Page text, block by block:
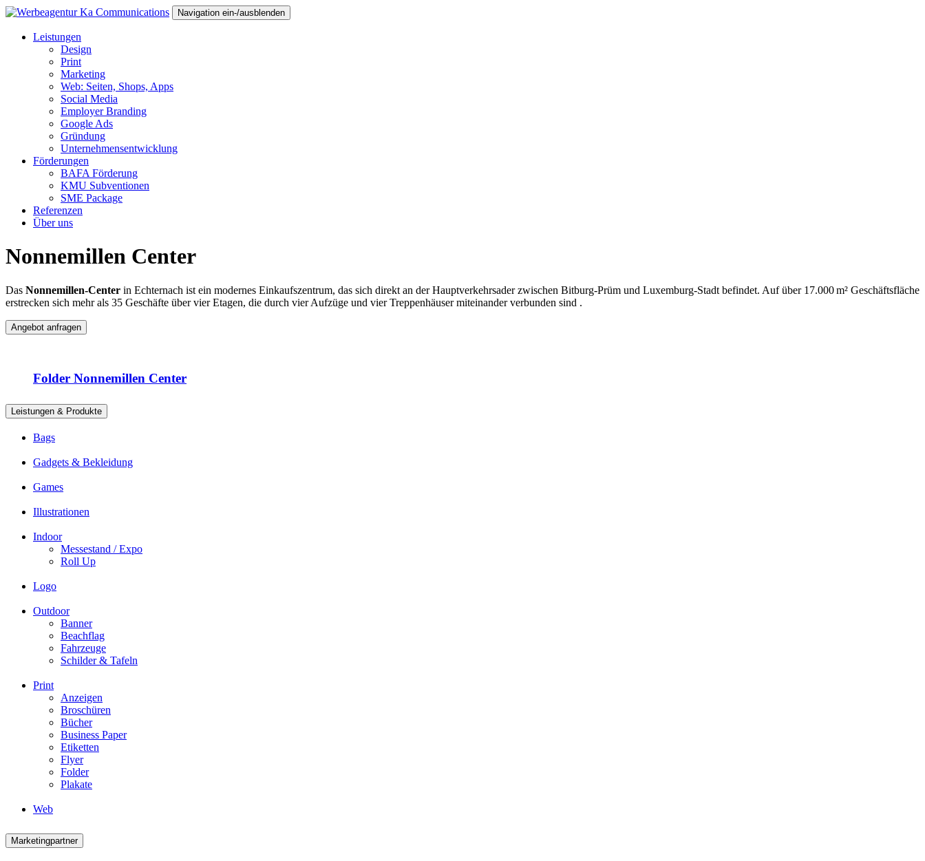
Navigation ein-/ausblenden
Leistungen
Design
Print
Marketing
Web: Seiten, Shops, Apps
Social Media
Employer Branding
Google Ads
Gründung
Unternehmensentwicklung
Förderungen
BAFA Förderung
KMU Subventionen
SME Package
Referenzen
Über uns
Nonnemillen Center
Das Nonnemillen-Center in Echternach ist ein modernes Einkaufszentrum, das sich direkt an der Hauptverkehrsader zwischen Bitburg-Prüm und Luxemburg-Stadt befindet. Auf über 17.000 m² Geschäftsfläche
erstrecken sich mehr als 35 Geschäfte über vier Etagen, die durch vier Aufzüge und vier Treppenhäuser miteinander verbunden sind .
Angebot anfragen
Folder Nonnemillen Center
Leistungen & Produkte
Bags
Gadgets & Bekleidung
Games
Illustrationen
Indoor
Messestand / Expo
Roll Up
Logo
Outdoor
Banner
Beachflag
Fahrzeuge
Schilder & Tafeln
Print
Anzeigen
Broschüren
Bücher
Business Paper
Etiketten
Flyer
Folder
Plakate
Web
Marketingpartner